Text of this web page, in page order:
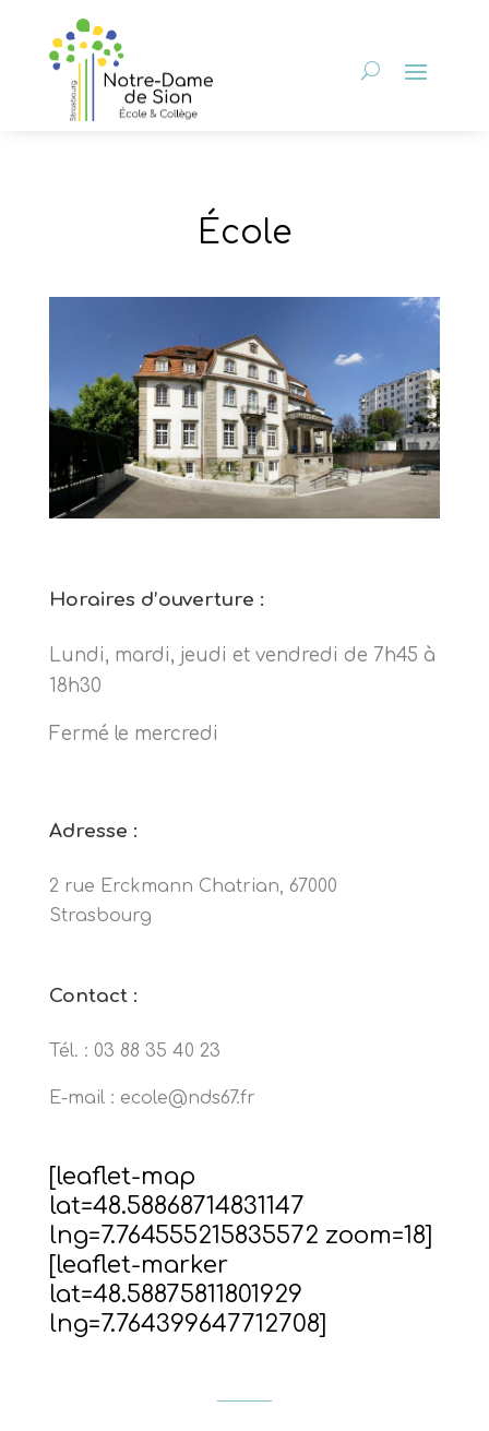
École
Horaires d’ouverture :
Lundi, mardi, jeudi et vendredi de 7h45 à
18h30
Fermé le mercredi
Adresse :
2 rue Erckmann Chatrian, 67000
Strasbourg
Contact :
Tél. : 03 88 35 40 23
E-mail : ecole@nds67.fr
[leaflet-map
lat=48.58868714831147
lng=7.764555215835572 zoom=18]
[leaflet-marker
lat=48.58875811801929
lng=7.764399647712708]